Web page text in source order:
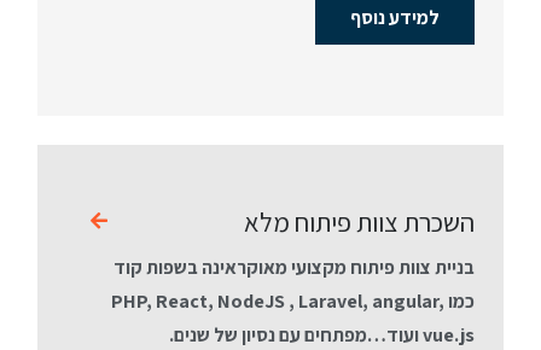
למידע נוסף
השכרת צוות פיתוח מלא
בניית צוות פיתוח מקצועי מאוקראינה בשפות קוד
כמו PHP, React, NodeJS , Laravel, angular,
vue.js ועוד…מפתחים עם נסיון של שנים.